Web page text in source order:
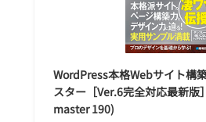
WordPress本格Webサイト構
スター［Ver.6完全対応最新版
master 190)